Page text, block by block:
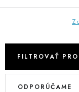
PC A NOTEBOOKY
TELEFÓNY,
NEZARADENÉ
FILTROVAŤ
V
R
ODPORÚČAME